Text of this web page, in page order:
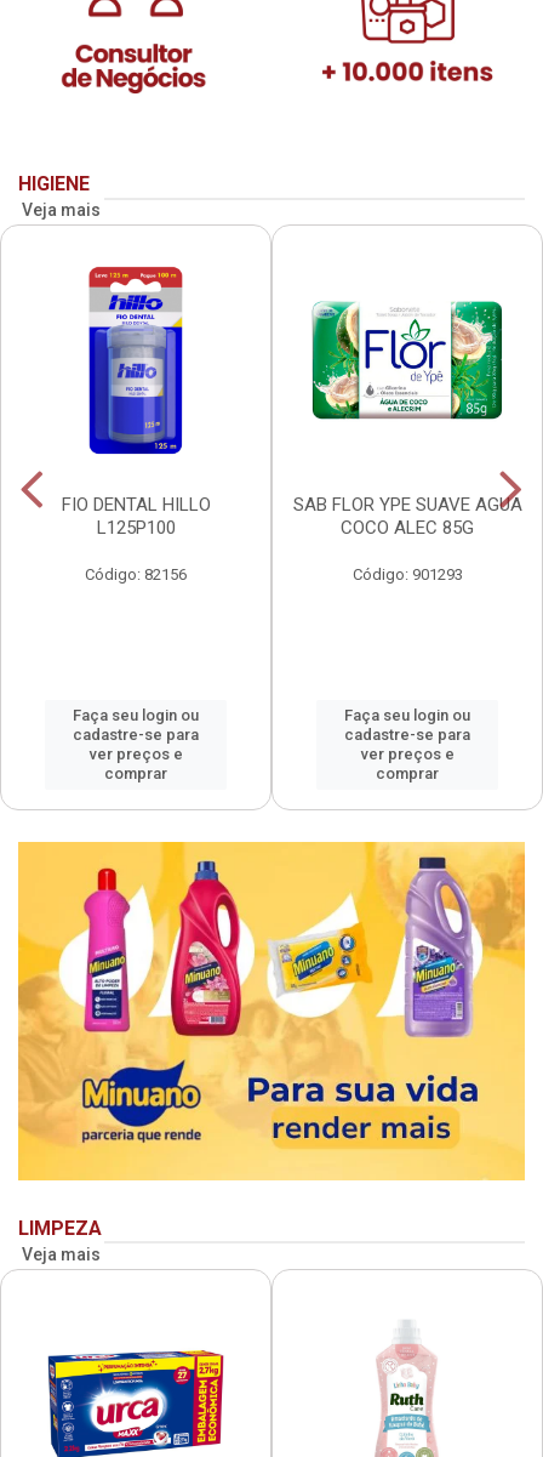
HIGIENE
Veja mais
FIO DENTAL HILLO
L125P100
Código: 82156
Faça seu login ou
cadastre-se para
ver preços e
comprar
SAB FLOR YPE SUAVE AGUA
COCO ALEC 85G
Código: 901293
Faça seu login ou
cadastre-se para
ver preços e
comprar
LIMPEZA
Veja mais